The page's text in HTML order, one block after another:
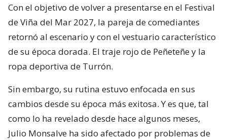
Con el objetivo de volver a presentarse en el Festival
de Viña del Mar 2027, la pareja de comediantes
retornó al escenario y con el vestuario característico
de su época dorada. El traje rojo de Peñeteñe y la
ropa deportiva de Turrón.
Sin embargo, su rutina estuvo enfocada en sus
cambios desde su época más exitosa. Y es que, tal
como lo ha revelado desde hace algunos meses,
Julio Monsalve ha sido afectado por problemas de